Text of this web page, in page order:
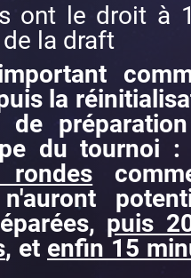
ont le droit à
la draft
la
de
du tournoi
rondes
n'auront
puis
, et enfin 15